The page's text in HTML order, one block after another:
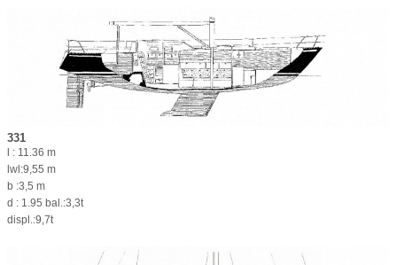
331
l : 11.36 m
lwl:9,55 m
b :3,5 m
d : 1.95 bal.:3,3t
displ.:9,7t